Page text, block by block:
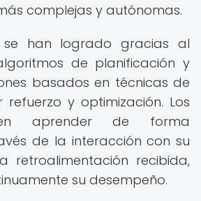
complejas y autónomas.
se han logrado gracias al
de planificación y
basados en técnicas de
y optimización. Los
aprender de forma
de la interacción con su
retroalimentación recibida,
su desempeño.